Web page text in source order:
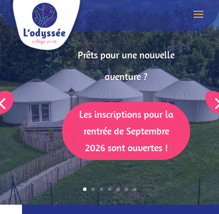
Prêts pour une nouvelle
aventure ?
Les inscriptions pour la
rentrée de Septembre
2026 sont ouvertes !